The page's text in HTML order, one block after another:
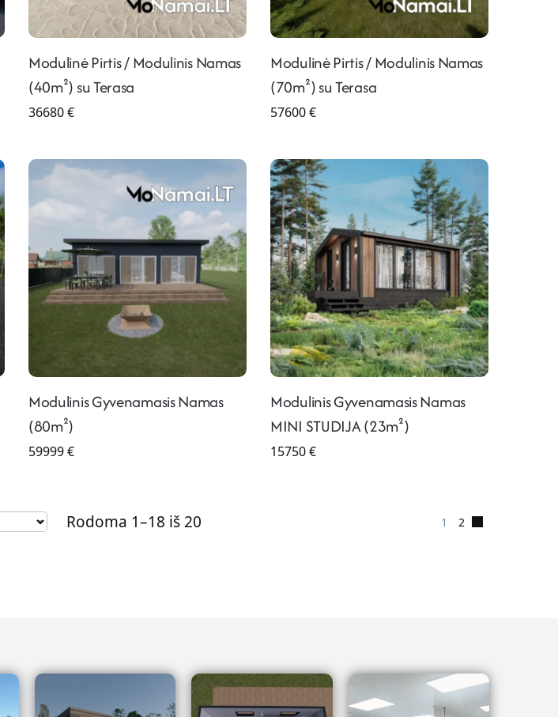
Modulinė Pirtis / Modulinis Namas
(40m²) su Terasa
36680€
Modulinė Pirtis / Modulinis Namas
(70m²) su Terasa
57600€
Modulinis Gyvenamasis Namas
(80m²)
59999€
Modulinis Gyvenamasis Namas
MINI STUDIJA (23m²)
15750€
Rodoma 1–18 iš 20 1 2